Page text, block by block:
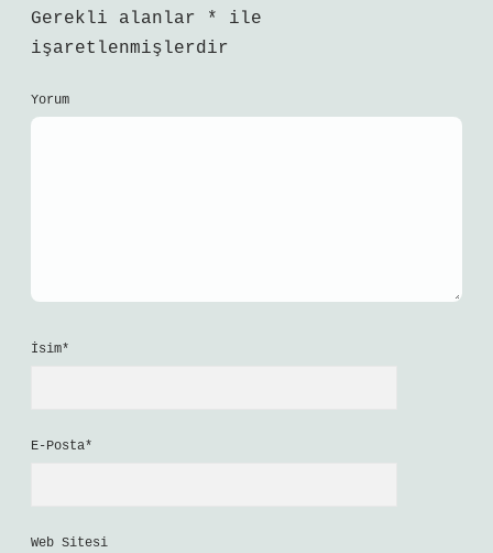
Gerekli alanlar
*
ile
işaretlenmişlerdir
Yorum
İsim*
E-Posta*
Web Sitesi